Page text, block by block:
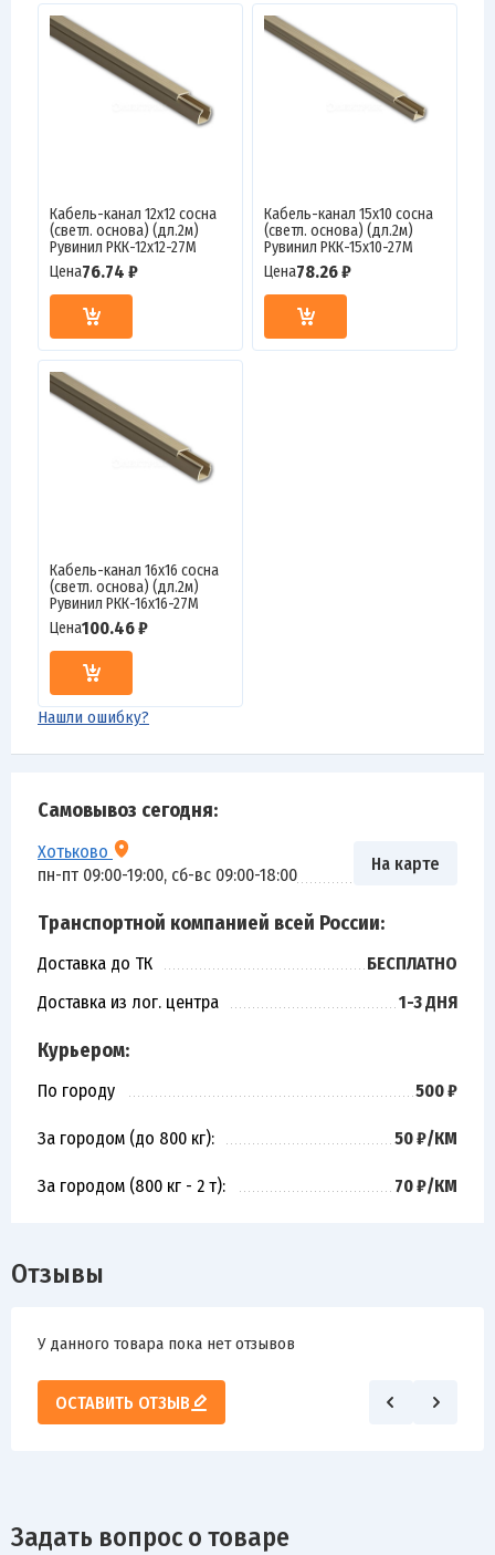
Самовывоз сегодня:
Хотьково
пн-пт 09:00-19:00, сб-вс 09:00-18:00
На карте
Транспортной компанией всей России:
Доставка до ТК
БЕСПЛАТНО
Доставка из лог. центра
1-3 ДНЯ
Курьером:
По городу 500 ₽
За городом (до 800 кг): 50 ₽/КМ
За городом (800 кг - 2 т): 70 ₽/КМ
Кабель-канал 12х12 сосна
(светл. основа) (дл.2м)
Рувинил РКК-12х12-27М
Цена76.74 ₽
Кабель-канал 15х10 сосна
(светл. основа) (дл.2м)
Рувинил РКК-15х10-27М
Цена78.26 ₽
Кабель-канал 16х16 сосна
(светл. основа) (дл.2м)
Рувинил РКК-16х16-27М
Цена100.46 ₽
Нашли ошибку?
Отзывы
У данного товара пока нет отзывов
ОСТАВИТЬ ОТЗЫВ
Задать вопрос о товаре